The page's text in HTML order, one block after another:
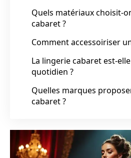
Quels matériaux choisit-
cabaret ?
Comment accessoiriser
La lingerie cabaret est-
quotidien ?
Quelles marques
cabaret ?